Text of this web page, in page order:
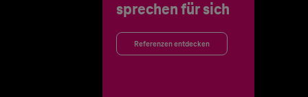
sprechen für sich
Referenzen entdecken